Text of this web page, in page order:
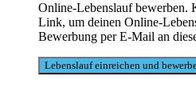
Online-Lebenslauf bewerben.
Link, um deinen Online-
Bewerbung per E-Mail an